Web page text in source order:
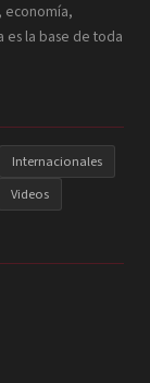
economía,
es la base de toda
Internacionales
Videos